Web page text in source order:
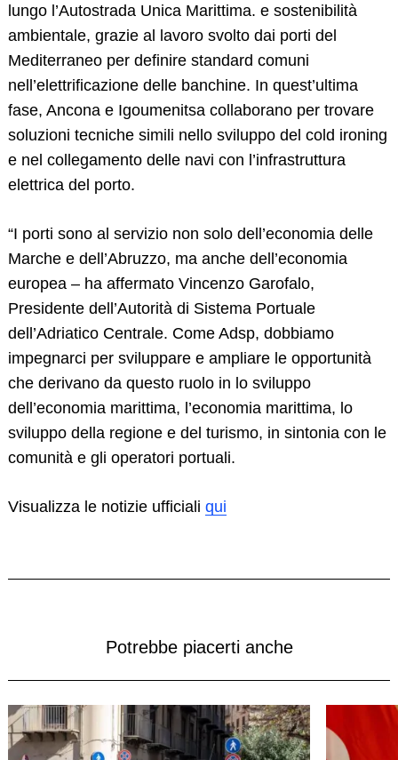
lungo l’Autostrada Unica Marittima. e sostenibilità
ambientale, grazie al lavoro svolto dai porti del
Mediterraneo per definire standard comuni
nell’elettrificazione delle banchine. In quest’ultima
fase, Ancona e Igoumenitsa collaborano per trovare
soluzioni tecniche simili nello sviluppo del cold ironing
e nel collegamento delle navi con l’infrastruttura
elettrica del porto.
“I porti sono al servizio non solo dell’economia delle
Marche e dell’Abruzzo, ma anche dell’economia
europea – ha affermato Vincenzo Garofalo,
Presidente dell’Autorità di Sistema Portuale
dell’Adriatico Centrale. Come Adsp, dobbiamo
impegnarci per sviluppare e ampliare le opportunità
che derivano da questo ruolo in lo sviluppo
dell’economia marittima, l’economia marittima, lo
sviluppo della regione e del turismo, in sintonia con le
comunità e gli operatori portuali.
Visualizza le notizie ufficiali qui
Potrebbe piacerti anche